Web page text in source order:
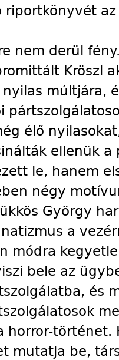
riportkönyvét
nem derül
Kröszl
múltjára,
élő
ellenük
le, hanem
négy
György
a
módra
bele az
és
horror-történet.
mutatja be,